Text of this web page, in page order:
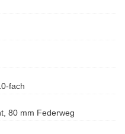
fach
80 mm Federweg